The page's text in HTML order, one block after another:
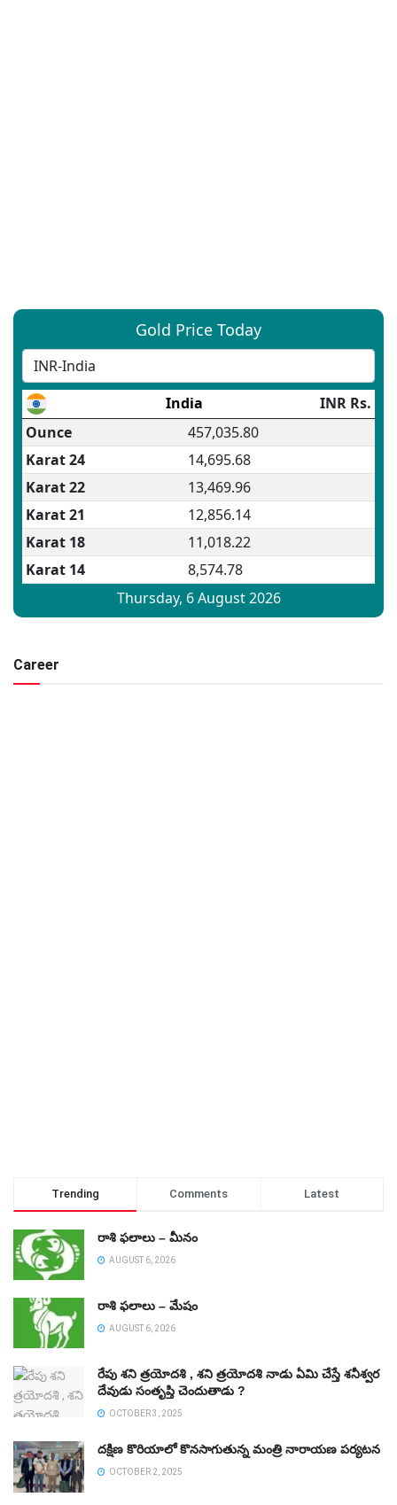
Career
Trending Comments Latest
రాశి ఫలాలు – మీనం
AUGUST 6, 2026
రాశి ఫలాలు – మేషం
AUGUST 6, 2026
రేపు శని త్రయోదశి , శని త్రయోదశి నాడు ఏమి చేస్తే శనీశ్వర
దేవుడు సంతృప్తి చెందుతాడు ?
OCTOBER 3, 2025
దక్షిణ కొరియాలో కొనసాగుతున్న మంత్రి నారాయణ పర్యటన
OCTOBER 2, 2025